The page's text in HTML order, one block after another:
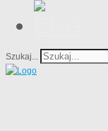
Szukaj...